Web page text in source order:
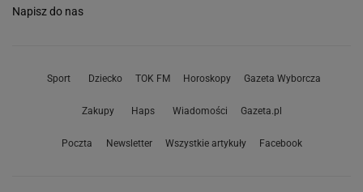
Napisz do nas
Sport Dziecko TOK FM Horoskopy Gazeta Wyborcza
Zakupy Haps Wiadomości Gazeta.pl
Poczta Newsletter Wszystkie artykuły Facebook